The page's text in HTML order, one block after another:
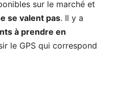
sur le marché et
se valent pas. Il y a
à prendre en
le GPS qui correspond